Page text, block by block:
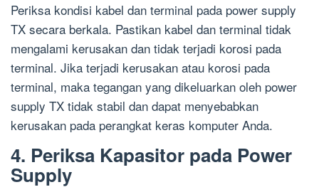
Periksa kondisi kabel dan terminal pada power supply
TX secara berkala. Pastikan kabel dan terminal tidak
mengalami kerusakan dan tidak terjadi korosi pada
terminal. Jika terjadi kerusakan atau korosi pada
terminal, maka tegangan yang dikeluarkan oleh power
supply TX tidak stabil dan dapat menyebabkan
kerusakan pada perangkat keras komputer Anda.
4. Periksa Kapasitor pada Power
Supply